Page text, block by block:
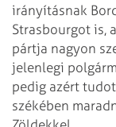
irányításnak
Strasbourgot is,
pártja nagyon
jelenlegi
pedig azért
székében